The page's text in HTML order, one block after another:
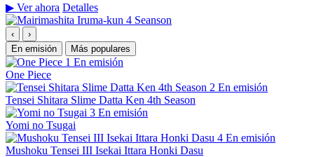
▶ Ver ahora Detalles
‹
›
En emisión
Más populares
1 En emisión
One Piece
2 En emisión
Tensei Shitara Slime Datta Ken 4th Season
3 En emisión
Yomi no Tsugai
4 En emisión
Mushoku Tensei III Isekai Ittara Honki Dasu